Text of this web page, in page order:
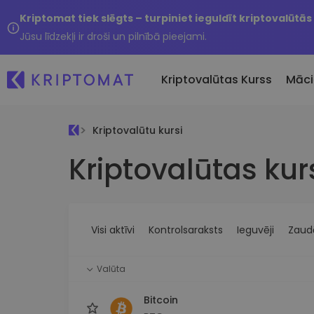
Kriptomat tiek slēgts – turpiniet ieguldīt kriptovalūtās
Jūsu līdzekļi ir droši un pilnībā pieejami.
Kriptovalūtas Kurss
Visas cenas
Vairāk nekā 300 kriptovalūtu Nesen
Pērciet vairāk nekā 300
kriptovalūtas
iespējas
Kriptovalūtu kursi
Kriptovalūtas
Visi aktīvi Kontrolsaraksts Ieguvēji
Valūta
Bitcoin